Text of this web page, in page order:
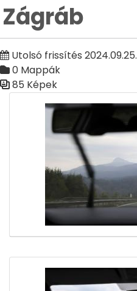
Zágráb
Utolsó frissítés 2024.09.25.
0 Mappák
85 Képek